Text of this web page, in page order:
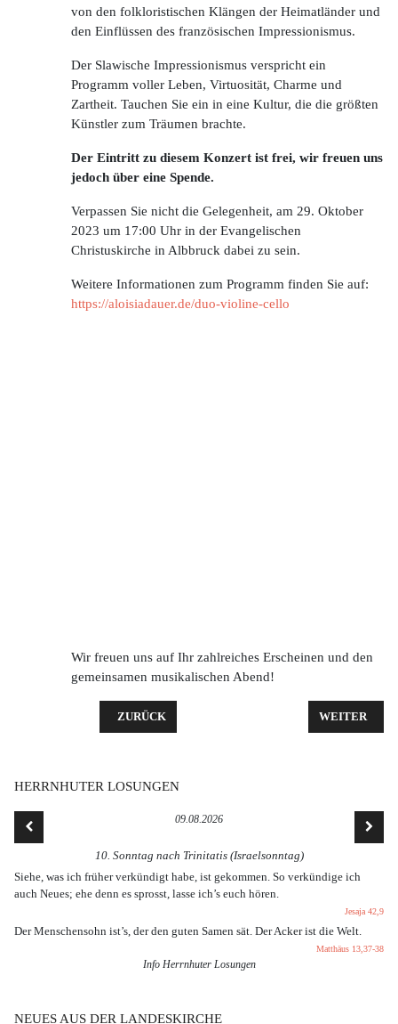
von den folkloristischen Klängen der Heimatländer und
den Einflüssen des französischen Impressionismus.
Der Slawische Impressionismus verspricht ein
Programm voller Leben, Virtuosität, Charme und
Zartheit. Tauchen Sie ein in eine Kultur, die die größten
Künstler zum Träumen brachte.
Der Eintritt zu diesem Konzert ist frei, wir freuen uns
jedoch über eine Spende.
Verpassen Sie nicht die Gelegenheit, am 29. Oktober
2023 um 17:00 Uhr in der Evangelischen
Christuskirche in Albbruck dabei zu sein.
Weitere Informationen zum Programm finden Sie auf:
https://aloisiadauer.de/duo-violine-cello
Wir freuen uns auf Ihr zahlreiches Erscheinen und den
gemeinsamen musikalischen Abend!
VORHERIGER BEITRAG: SONNENAUFGANG AM
ZURÜCK NÄCHSTER
WEITER
HERRNHUTER LOSUNGEN
09.08.2026
10. Sonntag nach Trinitatis (Israelsonntag)
Siehe, was ich früher verkündigt habe, ist gekommen. So verkündige ich
auch Neues; ehe denn es sprosst, lasse ich’s euch hören.
Jesaja 42,9
Der Menschensohn ist’s, der den guten Samen sät. Der Acker ist die Welt.
Matthäus 13,37-38
Info Herrnhuter Losungen
NEUES AUS DER LANDESKIRCHE